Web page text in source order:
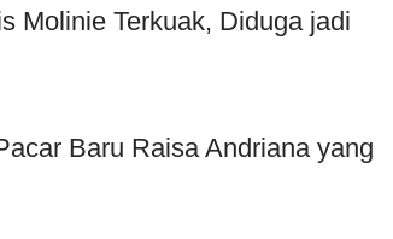
Molinie Terkuak, Diduga jadi
Baru Raisa Andriana yang